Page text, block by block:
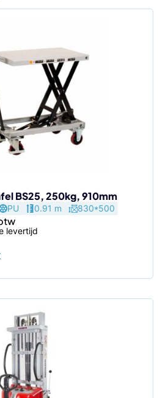
BS25, 250kg, 910mm
PU 0.91 m 830*500
levertijd